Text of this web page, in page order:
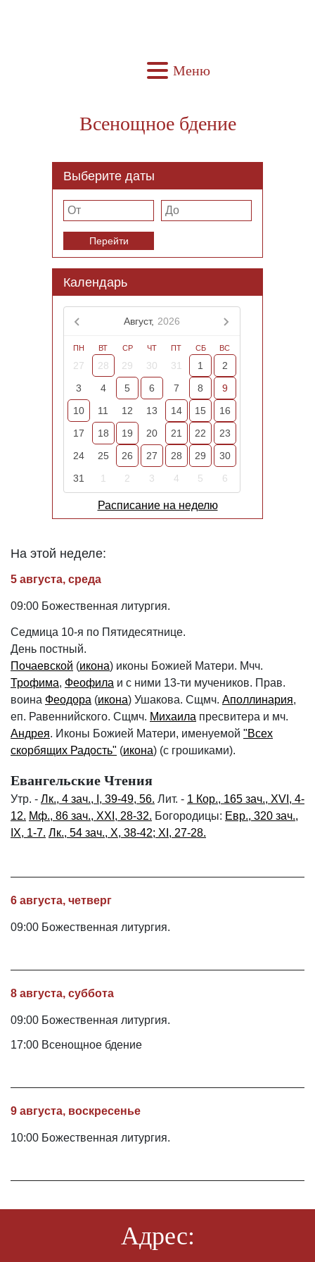
Меню
Всенощное бдение
Выберите даты
Перейти
Календарь
Август, 2026
ПН ВТ СР ЧТ ПТ СБ ВС
27 28 29 30 31 1
2
3
4 5 6 7 8
9
10
11 12 13 14 15
16
17
18 19 20 21 22
23
24
25 26 27 28 29
30
31
1 2 3 4 5 6
Расписание на неделю
На этой неделе:
5 августа, среда
09:00 Божественная литургия.
Седмица 10-я по Пятидесятнице.
День постный.
Почаевской (икона) иконы Божией Матери. Мчч.
Трофима, Феофила и с ними 13-ти мучеников. Прав.
воина Феодора (икона) Ушакова. Сщмч. Аполлинария,
еп. Равеннийского. Сщмч. Михаила пресвитера и мч.
Андрея. Иконы Божией Матери, именуемой "Всех
скорбящих Радость" (икона) (с грошиками).
Евангельские Чтения
Утр. - Лк., 4 зач., I, 39-49, 56. Лит. - 1 Кор., 165 зач., XVI, 4-
12. Мф., 86 зач., XXI, 28-32. Богородицы: Евр., 320 зач.,
IX, 1-7. Лк., 54 зач., X, 38-42; XI, 27-28.
6 августа, четверг
09:00 Божественная литургия.
8 августа, суббота
09:00 Божественная литургия.
17:00 Всенощное бдение
9 августа, воскресенье
10:00 Божественная литургия.
Адрес: